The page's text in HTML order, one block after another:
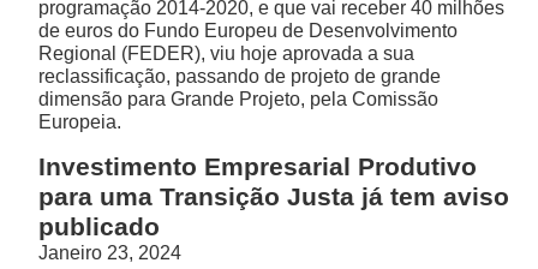
programação 2014-2020, e que vai receber 40 milhões
de euros do Fundo Europeu de Desenvolvimento
Regional (FEDER), viu hoje aprovada a sua
reclassificação, passando de projeto de grande
dimensão para Grande Projeto, pela Comissão
Europeia.
Investimento Empresarial Produtivo
para uma Transição Justa já tem aviso
publicado
Janeiro 23, 2024